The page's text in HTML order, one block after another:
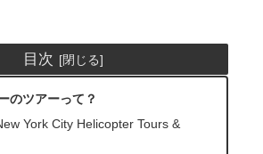
目次
のツアーって？
York City Helicopter Tours &